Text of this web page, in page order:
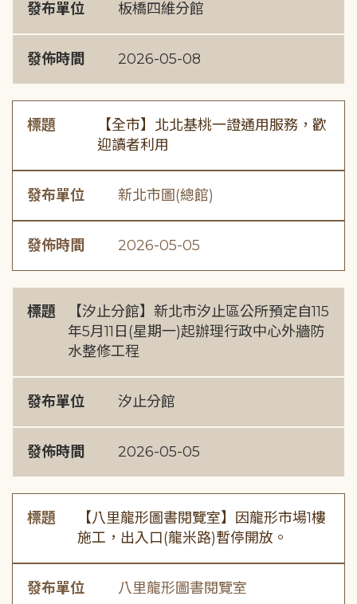
發布單位 板橋四維分館
發佈時間 2026-05-08
標題
【全市】北北基桃一證通用服務，歡
迎讀者利用
發布單位 新北市圖(總館)
發佈時間 2026-05-05
標題
【汐止分館】新北市汐止區公所預定自115
年5月11日(星期一)起辦理行政中心外牆防
水整修工程
發布單位 汐止分館
發佈時間 2026-05-05
標題
【八里龍形圖書閱覽室】因龍形市場1樓
施工，出入口(龍米路)暫停開放。
發布單位 八里龍形圖書閱覽室